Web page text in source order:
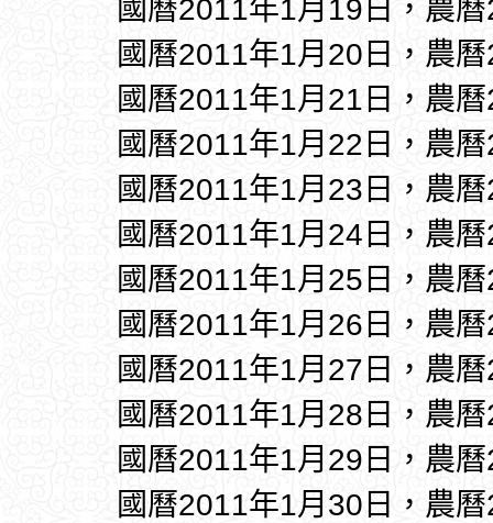
國曆2011年1月19日，農
國曆2011年1月20日，農
國曆2011年1月21日，農
國曆2011年1月22日，農
國曆2011年1月23日，農
國曆2011年1月24日，農
國曆2011年1月25日，農
國曆2011年1月26日，農
國曆2011年1月27日，農
國曆2011年1月28日，農
國曆2011年1月29日，農
國曆2011年1月30日，農